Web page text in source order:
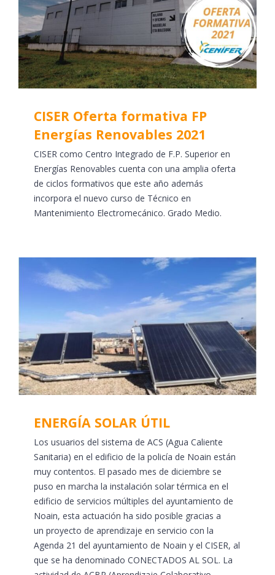
CISER Oferta formativa FP
Energías Renovables 2021
CISER como Centro Integrado de F.P. Superior en
Energías Renovables cuenta con una amplia oferta
de ciclos formativos que este año además
incorpora el nuevo curso de Técnico en
Mantenimiento Electromecánico. Grado Medio.
ENERGÍA SOLAR ÚTIL
Los usuarios del sistema de ACS (Agua Caliente
Sanitaria) en el edificio de la policía de Noain están
muy contentos. El pasado mes de diciembre se
puso en marcha la instalación solar térmica en el
edificio de servicios múltiples del ayuntamiento de
Noain, esta actuación ha sido posible gracias a
un proyecto de aprendizaje en servicio con la
Agenda 21 del ayuntamiento de Noain y el CISER, al
que se ha denominado CONECTADOS AL SOL. La